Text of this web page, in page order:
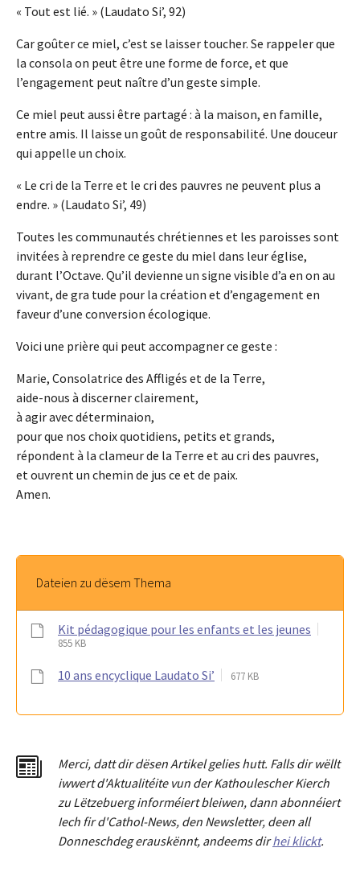
« Tout est lié. » (Laudato Si’, 92)
Car goûter ce miel, c’est se laisser toucher. Se rappeler que
la consola on peut être une forme de force, et que
l’engagement peut naître d’un geste simple.
Ce miel peut aussi être partagé : à la maison, en famille,
entre amis. Il laisse un goût de responsabilité. Une douceur
qui appelle un choix.
« Le cri de la Terre et le cri des pauvres ne peuvent plus a
endre. » (Laudato Si’, 49)
Toutes les communautés chrétiennes et les paroisses sont
invitées à reprendre ce geste du miel dans leur église,
durant l’Octave. Qu’il devienne un signe visible d’a en on au
vivant, de gra tude pour la création et d’engagement en
faveur d’une conversion écologique.
Voici une prière qui peut accompagner ce geste :
Marie, Consolatrice des Affligés et de la Terre,
aide-nous à discerner clairement,
à agir avec déterminaion,
pour que nos choix quotidiens, petits et grands,
répondent à la clameur de la Terre et au cri des pauvres,
et ouvrent un chemin de jus ce et de paix.
Amen.
Dateien zu dësem Thema
Kit pédagogique pour les enfants et les jeunes
855 KB
10 ans encyclique Laudato Si’ 677 KB
Merci, dattdir dësen Artikel gelies hutt. Falls dir wëllt
iwwert d'Aktualitéite vun der Kathoulescher Kierch
zu Lëtzebuerg informéiert bleiwen, dann abonnéiert
Iech fir d'Cathol-News, den Newsletter, deen all
Donneschdeg erauskënnt, andeems dirhei klickt.